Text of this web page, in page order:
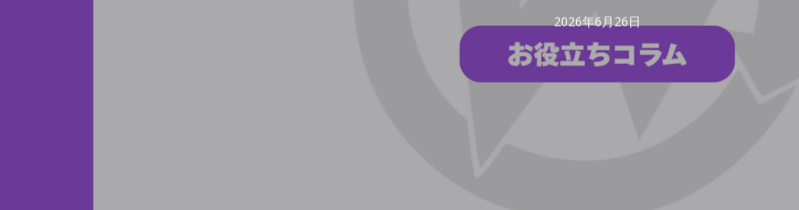
2026年6月26日